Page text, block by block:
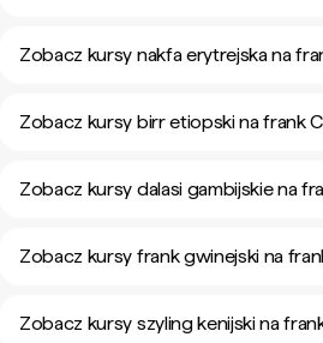
Zobacz kursy nakfa erytrejska na
Zobacz kursy birr etiopski na frank
Zobacz kursy dalasi gambijskie na
Zobacz kursy frank gwinejski na
Zobacz kursy szyling kenijski na